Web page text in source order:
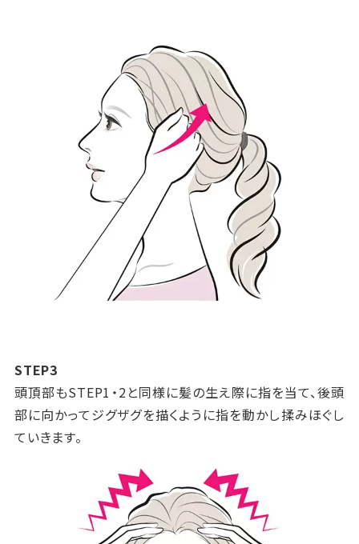
STEP3
頭頂部もSTEP1・2と同様に髪の生え際に指を当て、後頭
部に向かってジグザグを描くように指を動かし揉みほぐし
ていきます。